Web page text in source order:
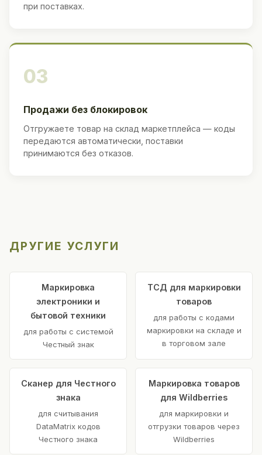
при поставках.
03
Продажи без блокировок
Отгружаете товар на склад маркетплейса — коды
передаются автоматически, поставки
принимаются без отказов.
ДРУГИЕ УСЛУГИ
Маркировка
электроники и
бытовой техники
для работы с системой
Честный знак
ТСД для маркировки
товаров
для работы с кодами
маркировки на складе и
в торговом зале
Сканер для Честного
знака
для считывания
DataMatrix кодов
Честного знака
Маркировка товаров
для Wildberries
для маркировки и
отгрузки товаров через
Wildberries